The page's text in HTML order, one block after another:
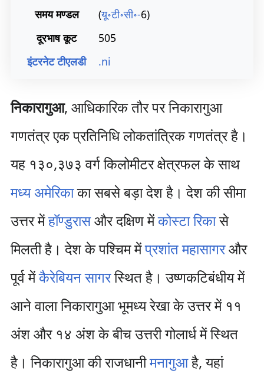
समय मण्डल (यू॰टी॰सी॰-6)
दूरभाष कूट
505
इंटरनेट टीएलडी
.ni
निकारागुआ, आधिकारिक तौर पर निकारागुआ
गणतंत्र एक प्रतिनिधि लोकतांत्रिक गणतंत्र है।
यह १३०,३७३ वर्ग किलोमीटर क्षेत्रफल के साथ
मध्य अमेरिकाका सबसे बड़ा देश है। देश की सीमा
उत्तर मेंहॉण्डुरासऔर दक्षिण मेंकोस्टा रिकासे
मिलती है। देश के पश्चिम मेंप्रशांत महासागरऔर
पूर्व मेंकैरेबियन सागरस्थित है। उष्णकटिबंधीय में
आने वाला निकारागुआ भूमध्य रेखा के उत्तर में ११
अंश और १४ अंश के बीच उत्तरी गोलार्ध में स्थित
है। निकारागुआ की राजधानीमनागुआहै, यहां